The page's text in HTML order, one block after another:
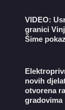
VIDEO:
granici
Šime
novih
otvorena
gradovima